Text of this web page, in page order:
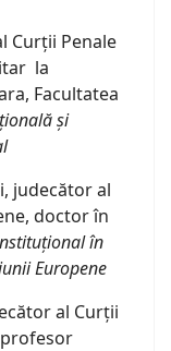
Curții Penale
la
Facultatea
și
judecător al
doctor în
în
Europene
al Curții